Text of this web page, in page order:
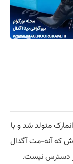
۱۹۹۲ در هیلرود، دانمارک متولد شد و با
که آنه-مت آگدال
در دسترس نیست.